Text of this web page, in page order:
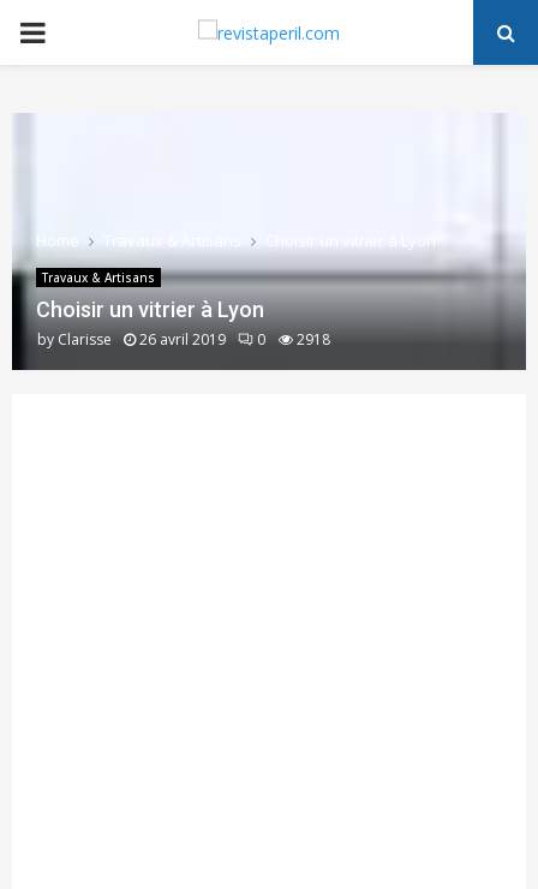
PRIMARY
Home Choisir un vitrier à Lyon
Travaux & Artisans
Choisir un vitrier à Lyon
by Clarisse 26 avril 2019 0 2918